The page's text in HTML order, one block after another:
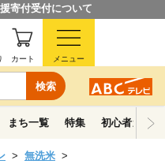
寄付受付について
検索
カート メニュー
まち一覧 特集 初心者ガイド
無洗米